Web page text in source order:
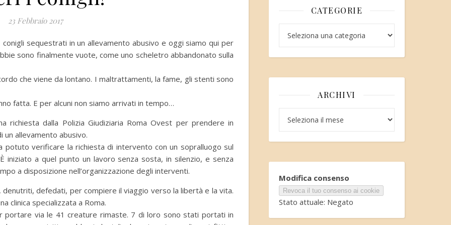
23 Febbraio 2017
sequestrati in un allevamento abusivo e oggi siamo qui per
sono finalmente vuote, come uno scheletro abbandonato sulla
che viene da lontano. I maltrattamenti, la fame, gli stenti sono
fatta. E per alcuni non siamo arrivati in tempo…
richiesta dalla Polizia Giudiziaria Roma Ovest per prendere in
un allevamento abusivo.
potuto verificare la richiesta di intervento con un sopralluogo sul
a quel punto un lavoro senza sosta, in silenzio, e senza
a disposizione nell’organizzazione degli interventi.
defedati, per compiere il viaggio verso la libertà e la vita.
clinica specializzata a Roma.
portare via le 41 creature rimaste. 7 di loro sono stati portati in
CATEGORIE
ARCHIVI
Modifica consenso
Revoca il tuo consenso ai cookie
Stato attuale: Negato